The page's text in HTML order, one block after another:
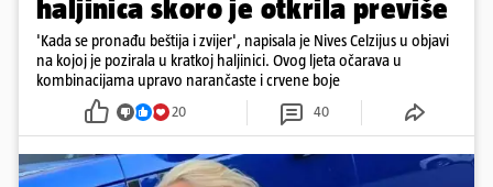
haljinica skoro je otkrila previše
'Kada se pronađu beštija i zvijer', napisala je Nives Celzijus u objavi
na kojoj je pozirala u kratkoj haljinici. Ovog ljeta očarava u
kombinacijama upravo narančaste i crvene boje
20 40